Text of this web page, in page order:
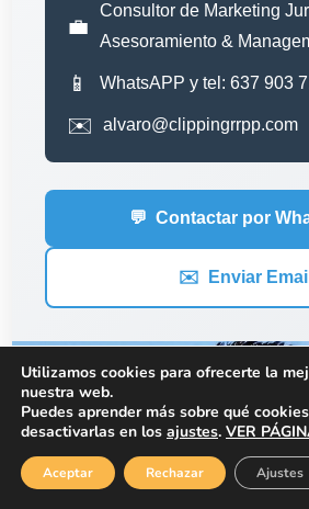
💼
Consultor de Marketing
Asesoramiento &
📱 WhatsAPP y tel: 637 903
✉️ alvaro@clippingrrpp.com
💬 Contactar por
✉️ Enviar Email
Utilizamos cookies para ofrecerte la
nuestra web.
Puedes aprender más sobre qué
desactivarlas en los ajustes. VER
Aceptar Rechazar Ajustes